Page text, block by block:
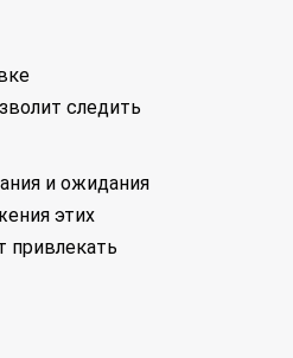
следить
и ожидания
этих
привлекать